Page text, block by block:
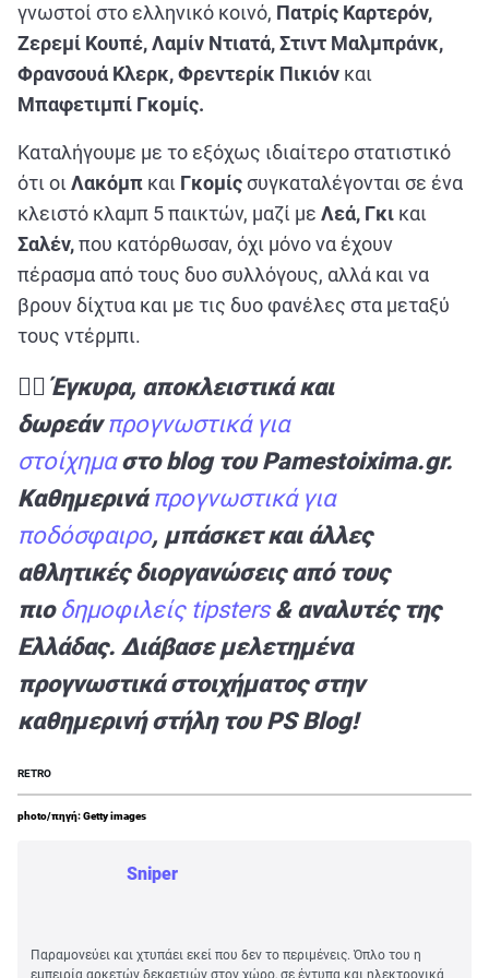
γνωστοί στο ελληνικό κοινό, Πατρίς Καρτερόν,
Ζερεμί Κουπέ,Λαμίν Ντιατά, Στιντ Μαλμπράνκ,
Φρανσουά Κλερκ, Φρεντερίκ Πικιόν και
Μπαφετιμπί Γκομίς.
Καταλήγουμε με το εξόχως ιδιαίτερο στατιστικό
ότι οιΛακόμπ και Γκομίςσυγκαταλέγονται σε ένα
κλειστό κλαμπ 5 παικτών, μαζί με Λεά, Γκι και
Σαλέν,που κατόρθωσαν, όχι μόνο να έχουν
πέρασμα από τους δυο συλλόγους, αλλά και να
βρουν δίχτυα και με τις δυο φανέλες στα μεταξύ
τους ντέρμπι.
✍🏻 Έγκυρα, αποκλειστικά και
δωρεάνπρογνωστικά για
στοίχημαστο blog του Pamestoixima.gr.
Καθημερινά προγνωστικά για
ποδόσφαιρο, μπάσκετ και άλλες
αθλητικές διοργανώσεις από τους
πιο δημοφιλείς tipsters& αναλυτές της
Ελλάδας. Διάβασε μελετημένα
προγνωστικά στοιχήματος στην
καθημερινή στήλη του PS Blog!
RETRO
photo/πηγή: Getty images
Sniper
Παραμονεύει και χτυπάει εκεί που δεν το περιμένεις. Όπλο του η